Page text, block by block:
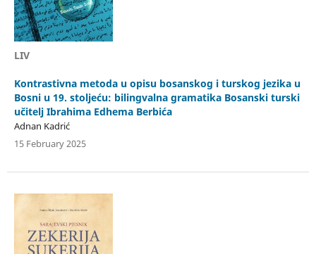
LIV
Kontrastivna metoda u opisu bosanskog i turskog jezika u
Bosni u 19. stoljeću: bilingvalna gramatika Bosanski turski
učitelj Ibrahima Edhema Berbića
Adnan Kadrić
15 February 2025